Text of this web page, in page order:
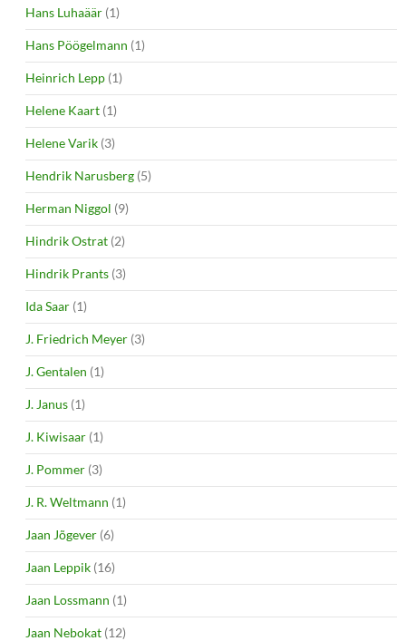
Hans Luhaäär (1)
Hans Pöögelmann (1)
Heinrich Lepp (1)
Helene Kaart (1)
Helene Varik (3)
Hendrik Narusberg (5)
Herman Niggol (9)
Hindrik Ostrat (2)
Hindrik Prants (3)
Ida Saar (1)
J. Friedrich Meyer (3)
J. Gentalen (1)
J. Janus (1)
J. Kiwisaar (1)
J. Pommer (3)
J. R. Weltmann (1)
Jaan Jõgever (6)
Jaan Leppik (16)
Jaan Lossmann (1)
Jaan Nebokat (12)